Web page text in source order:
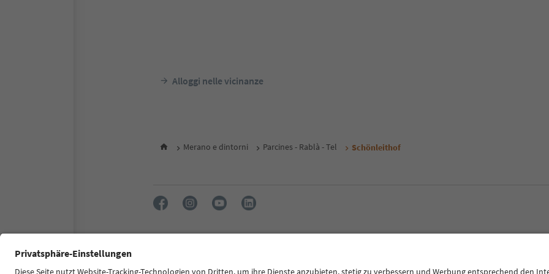
Alloggi nelle vicinanze
Merano e dintorni Parcines - Rablà - Tel Schönleithof